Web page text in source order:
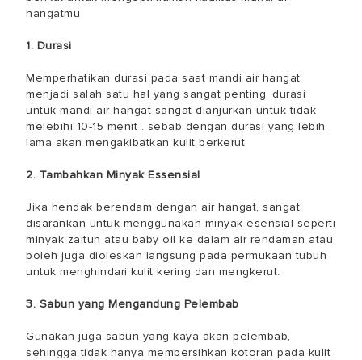
hangatmu
1. Durasi
Memperhatikan durasi pada saat mandi air hangat
menjadi salah satu hal yang sangat penting, durasi
untuk mandi air hangat sangat dianjurkan untuk tidak
melebihi 10-15 menit . sebab dengan durasi yang lebih
lama akan mengakibatkan kulit berkerut
2. Tambahkan Minyak Essensial
Jika hendak berendam dengan air hangat, sangat
disarankan untuk menggunakan minyak esensial seperti
minyak zaitun atau baby oil ke dalam air rendaman atau
boleh juga dioleskan langsung pada permukaan tubuh
untuk menghindari kulit kering dan mengkerut.
3. Sabun yang Mengandung Pelembab
Gunakan juga sabun yang kaya akan pelembab,
sehingga tidak hanya membersihkan kotoran pada kulit